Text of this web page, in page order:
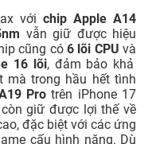
với chip Apple A14
vẫn giữ được hiệu
cũng có6 lõi CPUvà
16 lõi, đảm bảo khả
mà trong hầu hết tình
Protrên iPhone 17
giữ được lợi thế về
đặc biệt với các ứng
cấu hình nặng. Dù